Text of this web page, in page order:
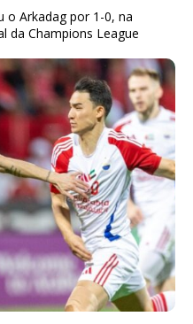
o Arkadag por 1-0, na
da Champions League